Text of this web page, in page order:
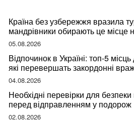
Країна без узбережжя вразила
мандрівники обирають це місце
05.08.2026
Відпочинок в Україні: топ-5
які перевершать закордонні
04.08.2026
Необхідні перевірки для
перед відправленням у подорож
02.08.2026